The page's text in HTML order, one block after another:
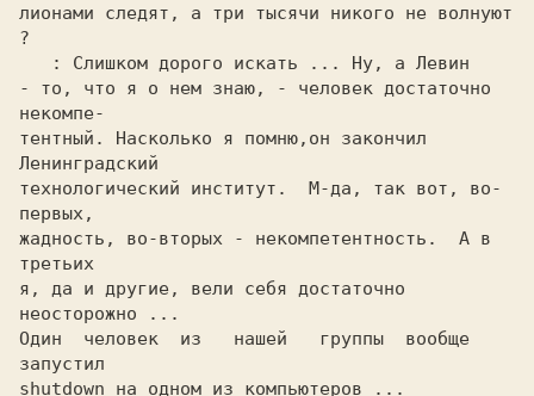
лионами следят, а три тысячи никого не волнуют
?
: Слишком дорого искать ... Ну, а Левин
- то, что я о нем знаю, - человек достаточно
некомпе-
тентный. Насколько я помню,он закончил
Ленинградский
технологический институт.  М-да, так вот, во-
первых,
жадность, во-вторых - некомпетентность.  А в
третьих
я, да и другие, вели себя достаточно
неосторожно ...
Один  человек  из   нашей   группы  вообще
запустил
shutdown на одном из компьютеров ...